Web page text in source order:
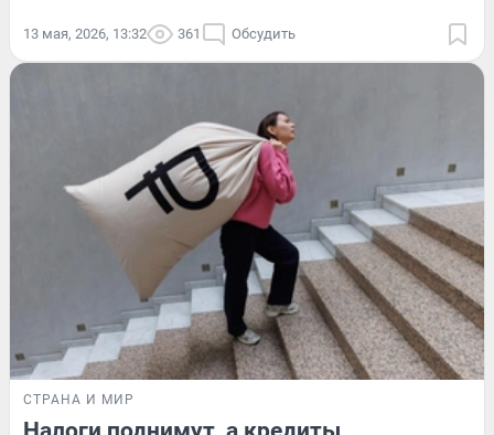
13 мая, 2026, 13:32 361 Обсудить
СТРАНА И МИР